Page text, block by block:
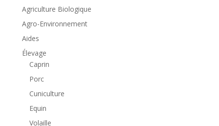
Agriculture Biologique
Agro-Environnement
Aides
Élevage
Caprin
Porc
Cuniculture
Equin
Volaille